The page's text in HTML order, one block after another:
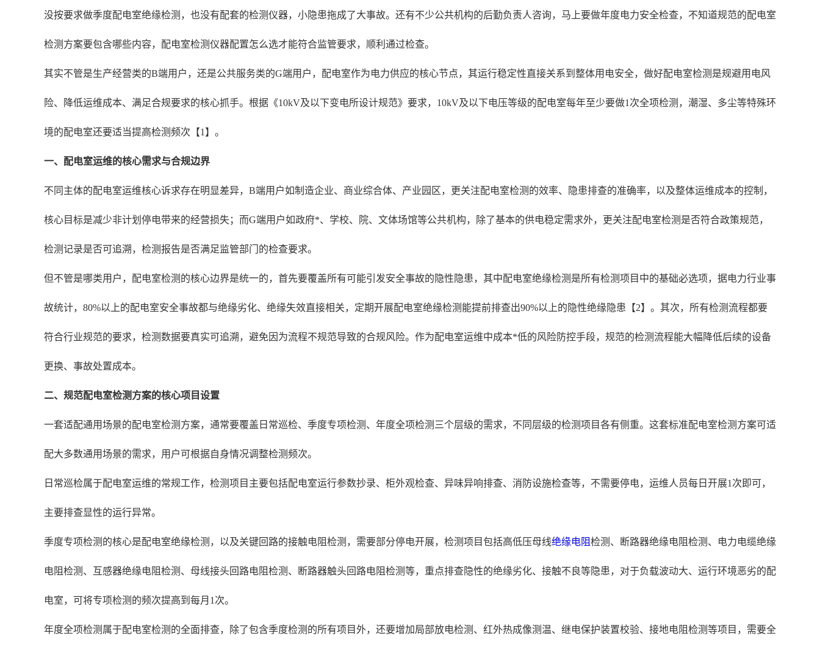
没按要求做季度配电室绝缘检测，也没有配套的检测仪器，小隐患拖成了大事故。还有不少公共机构的后勤负责人咨询，马上要做年度电力安全检查，不知道规范的配电室
检测方案要包含哪些内容，配电室检测仪器配置怎么选才能符合监管要求，顺利通过检查。
其实不管是生产经营类的B端用户，还是公共服务类的G端用户，配电室作为电力供应的核心节点，其运行稳定性直接关系到整体用电安全，做好配电室检测是规避用电风
险、降低运维成本、满足合规要求的核心抓手。根据《10kV及以下变电所设计规范》要求，10kV及以下电压等级的配电室每年至少要做1次全项检测，潮湿、多尘等特殊环
境的配电室还要适当提高检测频次【1】。
一、配电室运维的核心需求与合规边界
不同主体的配电室运维核心诉求存在明显差异，B端用户如制造企业、商业综合体、产业园区，更关注配电室检测的效率、隐患排查的准确率，以及整体运维成本的控制，
核心目标是减少非计划停电带来的经营损失；而G端用户如政府*、学校、院、文体场馆等公共机构，除了基本的供电稳定需求外，更关注配电室检测是否符合政策规范，
检测记录是否可追溯，检测报告是否满足监管部门的检查要求。
但不管是哪类用户，配电室检测的核心边界是统一的，首先要覆盖所有可能引发安全事故的隐性隐患，其中配电室绝缘检测是所有检测项目中的基础必选项，据电力行业事
故统计，80%以上的配电室安全事故都与绝缘劣化、绝缘失效直接相关，定期开展配电室绝缘检测能提前排查出90%以上的隐性绝缘隐患【2】。其次，所有检测流程都要
符合行业规范的要求，检测数据要真实可追溯，避免因为流程不规范导致的合规风险。作为配电室运维中成本*低的风险防控手段，规范的检测流程能大幅降低后续的设备
更换、事故处置成本。
二、规范配电室检测方案的核心项目设置
一套适配通用场景的配电室检测方案，通常要覆盖日常巡检、季度专项检测、年度全项检测三个层级的需求，不同层级的检测项目各有侧重。这套标准配电室检测方案可适
配大多数通用场景的需求，用户可根据自身情况调整检测频次。
日常巡检属于配电室运维的常规工作，检测项目主要包括配电室运行参数抄录、柜外观检查、异味异响排查、消防设施检查等，不需要停电，运维人员每日开展1次即可，
主要排查显性的运行异常。
季度专项检测的核心是配电室绝缘检测，以及关键回路的接触电阻检测，需要部分停电开展，检测项目包括高低压母线绝缘电阻检测、断路器绝缘电阻检测、电力电缆绝缘
电阻检测、互感器绝缘电阻检测、母线接头回路电阻检测、断路器触头回路电阻检测等，重点排查隐性的绝缘劣化、接触不良等隐患，对于负载波动大、运行环境恶劣的配
电室，可将专项检测的频次提高到每月1次。
年度全项检测属于配电室检测的全面排查，除了包含季度检测的所有项目外，还要增加局部放电检测、红外热成像测温、继电保护装置校验、接地电阻检测等项目，需要全